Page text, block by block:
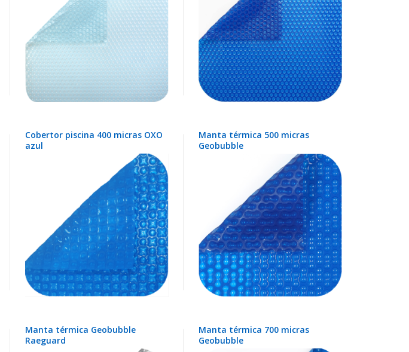
Cobertor piscina 400 micras OXO
azul
Manta térmica 500 micras
Geobubble
Manta térmica Geobubble
Raeguard
Manta térmica 700 micras
Geobubble